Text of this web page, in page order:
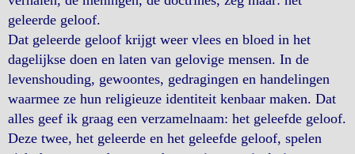
geleerde geloof.
Dat geleerde geloof krijgt weer vlees en bloed in het
dagelijkse doen en laten van gelovige mensen. In de
levenshouding, gewoontes, gedragingen en handelingen
waarmee ze hun religieuze identiteit kenbaar maken. Dat
alles geef ik graag een verzamelnaam: het geleefde geloof.
Deze twee, het geleerde en het geleefde geloof, spelen